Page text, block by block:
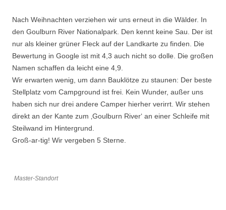
Nach Weihnachten verziehen wir uns erneut in die Wälder. In
den Goulburn River Nationalpark. Den kennt keine Sau. Der ist
nur als kleiner grüner Fleck auf der Landkarte zu finden. Die
Bewertung in Google ist mit 4,3 auch nicht so dolle. Die großen
Namen schaffen da leicht eine 4,9.
Wir erwarten wenig, um dann Bauklötze zu staunen: Der beste
Stellplatz vom Campground ist frei. Kein Wunder, außer uns
haben sich nur drei andere Camper hierher verirrt. Wir stehen
direkt an der Kante zum ‚Goulburn River‘ an einer Schleife mit
Steilwand im Hintergrund.
Groß-ar-tig! Wir vergeben 5 Sterne.
Master-Standort